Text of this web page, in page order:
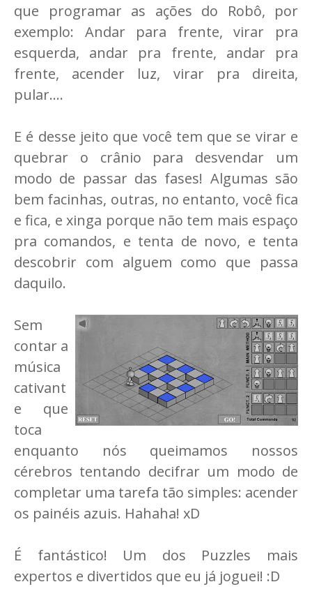
que programar as ações do Robô, por
exemplo: Andar para frente, virar pra
esquerda, andar pra frente, andar pra
frente, acender luz, virar pra direita,
pular....
E é desse jeito que você tem que se virar e
quebrar o crânio para desvendar um
modo de passar das fases! Algumas são
bem facinhas, outras, no entanto, você fica
e fica, e xinga porque não tem mais espaço
pra comandos, e tenta de novo, e tenta
descobrir com alguem como que passa
daquilo.
Sem
contar a
música
cativant
e que
toca
enquanto nós queimamos nossos
cérebros tentando decifrar um modo de
completar uma tarefa tão simples: acender
os painéis azuis. Hahaha! xD
É fantástico! Um dos Puzzles mais
expertos e divertidos que eu já joguei! :D